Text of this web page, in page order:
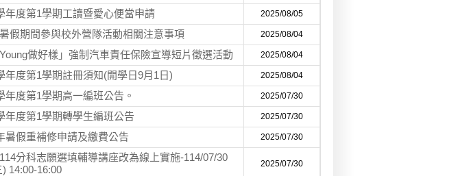
年度第1學期工讀暨愛心便當申請 2025/08/05
假期間參與校外營隊活動相關注意事項 2025/08/04
Young做好樣」強制汽車責任保險宣導短片徵選活動 2025/08/04
年度第1學期註冊須知(開學日9月1日) 2025/08/04
年度第1學期高一編班公告。 2025/07/30
年度第1學期轉學生編班公告 2025/07/30
暑假重補修申請及繳費公告 2025/07/30
分科志願選填輔導講座改為線上實施-114/07/30
) 14:00-16:00
2025/07/30